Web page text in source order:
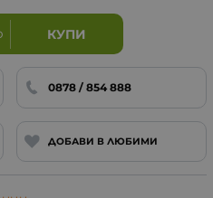
КУПИ
0878 / 854 888
ДОБАВИ В ЛЮБИМИ